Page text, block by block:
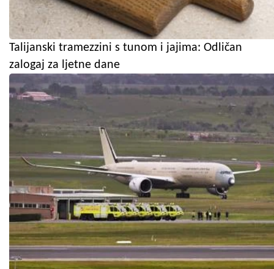
Talijanski tramezzini s tunom i jajima: Odličan
zalogaj za ljetne dane